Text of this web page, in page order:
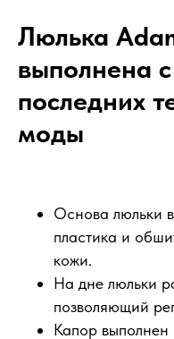
Люлька
выполнена
последних
моды
Основа люльки
пластика и
кожи.
На дне люльки
позволяющий
Капор выполнен